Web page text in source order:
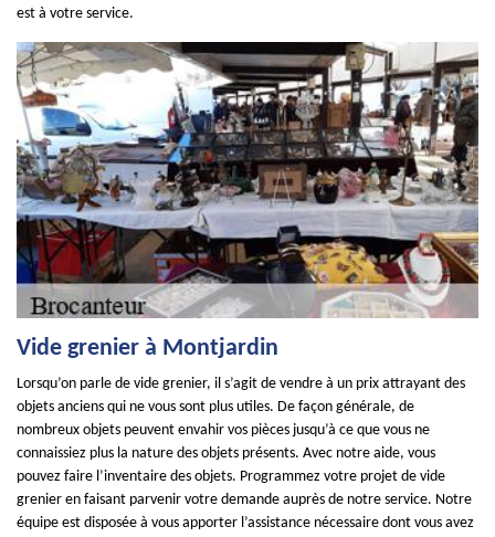
est à votre service.
Vide grenier à Montjardin
Lorsqu’on parle de vide grenier, il s’agit de vendre à un prix attrayant des
objets anciens qui ne vous sont plus utiles. De façon générale, de
nombreux objets peuvent envahir vos pièces jusqu’à ce que vous ne
connaissiez plus la nature des objets présents. Avec notre aide, vous
pouvez faire l’inventaire des objets. Programmez votre projet de vide
grenier en faisant parvenir votre demande auprès de notre service. Notre
équipe est disposée à vous apporter l’assistance nécessaire dont vous avez